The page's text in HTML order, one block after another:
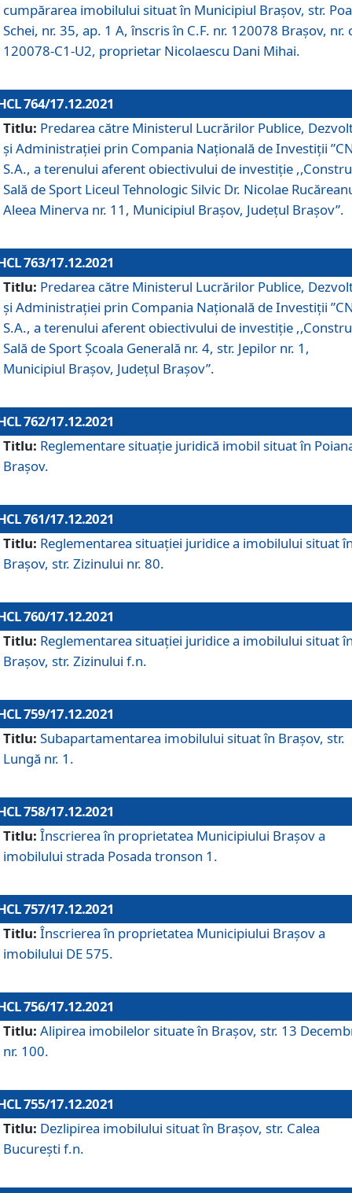
cumpărarea imobilului situat în Municipiul Braşov, str.
Schei, nr. 35, ap. 1 A, înscris în C.F. nr. 120078 Brașov, nr.
120078-C1-U2, proprietar Nicolaescu Dani Mihai.
764/17.12.2021
Titlu: Predarea către Ministerul Lucrărilor Publice,
și Administrației prin Compania Naţională de Investiţii
S.A., a terenului aferent obiectivului de investiţie
Sală de Sport Liceul Tehnologic Silvic Dr. Nicolae
Aleea Minerva nr. 11, Municipiul Brașov, Județul Brașov”.
763/17.12.2021
Titlu: Predarea către Ministerul Lucrărilor Publice,
și Administrației prin Compania Naţională de Investiţii
S.A., a terenului aferent obiectivului de investiție
Sală de Sport Școala Generală nr. 4, str. Jepilor nr. 1,
Municipiul Brașov, Județul Brașov”.
762/17.12.2021
Titlu: Reglementare situație juridică imobil situat în
Brașov.
761/17.12.2021
Titlu: Reglementarea situației juridice a imobilului situat
Brașov, str. Zizinului nr. 80.
760/17.12.2021
Titlu: Reglementarea situației juridice a imobilului situat
Brașov, str. Zizinului f.n.
759/17.12.2021
Titlu: Subapartamentarea imobilului situat în Brașov, str.
Lungă nr. 1.
758/17.12.2021
Titlu: Înscrierea în proprietatea Municipiului Brașov a
imobilului strada Posada tronson 1.
757/17.12.2021
Titlu: Înscrierea în proprietatea Municipiului Brașov a
imobilului DE 575.
756/17.12.2021
Titlu: Alipirea imobilelor situate în Brașov, str. 13
nr. 100.
755/17.12.2021
Titlu: Dezlipirea imobilului situat în Brașov, str. Calea
București f.n.